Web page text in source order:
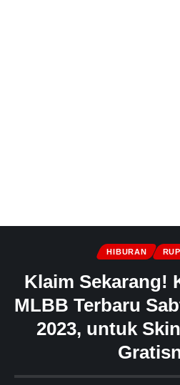
HIBURAN
Klaim Sekarang!
MLBB Terbaru
2023, untuk